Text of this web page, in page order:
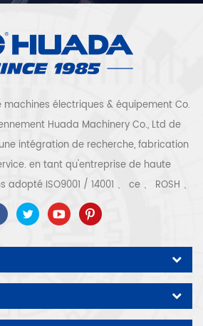
machines électriques & équipement Co.
Huada Machinery Co., Ltd de
intégration de recherche, fabrication
en tant qu'entreprise de haute
ISO9001 / 14001 、 ce 、 ROSH 、
de qualité et de sécurité ccc,
de haute technologie, etc. que 300
d'air pour être un expert de l'industrie
plus de 30 ans d'expérience de le
tout pour les récipients sous pression,
traitement et le montage de pièces de